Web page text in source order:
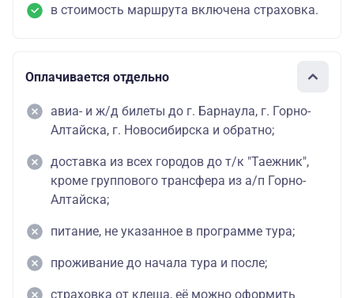
в стоимость маршрута включена страховка.
Оплачивается отдельно
авиа- и ж/д билеты до г. Барнаула, г. Горно-
Алтайска, г. Новосибирска и обратно;
доставка из всех городов до т/к "Таежник",
кроме группового трансфера из а/п Горно-
Алтайска;
питание, не указанное в программе тура;
проживание до начала тура и после;
страховка от клеща, её можно оформить